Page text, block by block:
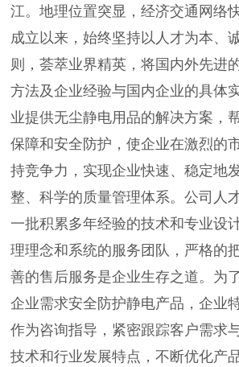
江。地理位置突显，经济交通网络
成立以来，始终坚持以人才为本、
则，荟萃业界精英，将国内外先进
方法及企业经验与国内企业的具体
业提供无尘静电用品的解决方案，
保障和安全防护，使企业在激烈的
持竞争力，实现企业快速、稳定地
整、科学的质量管理体系。公司人
一批积累多年经验的技术和专业设
理理念和系统的服务团队，严格的
善的售后服务是企业生存之道。为
企业需求安全防护静电产品，企业
作为咨询指导，紧密跟踪客户需求
技术和行业发展特点，不断优化产